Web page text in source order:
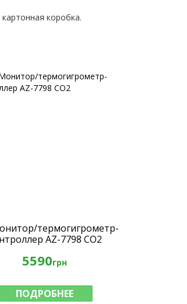
коробка.
термогигрометр-
AZ-7798 СО2
5590грн
ПОДРОБНЕЕ